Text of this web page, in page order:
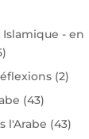
- en
(2)
(43)
l'Arabe (43)